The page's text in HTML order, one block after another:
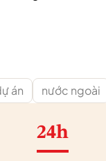
án nước ngoài
24h